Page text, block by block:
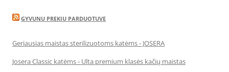
GYVUNU PREKIU PARDUOTUVE
Geriausias maistas sterilizuotoms katėms - JOSERA
Josera Classic katėms - Ulta premium klasės kačių maistas